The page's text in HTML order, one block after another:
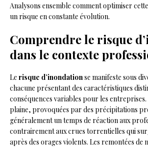
Analysons ensemble comment optimiser
un risque en constante évolution.
Comprendre le risque
dans le contexte
Le risque d’inondationse manifeste sous
chacune présentant des caractéristiques
conséquences variables pour les entreprises.
plaine, provoquées par des précipitations
généralement un temps de réaction aux
contrairement aux crues torrentielles qui
après des orages violents. Les remontées de